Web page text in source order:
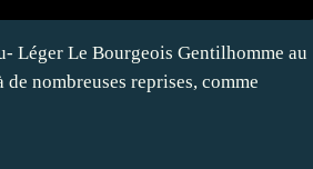
Léger Le Bourgeois Gentilhomme au
nombreuses reprises, comme